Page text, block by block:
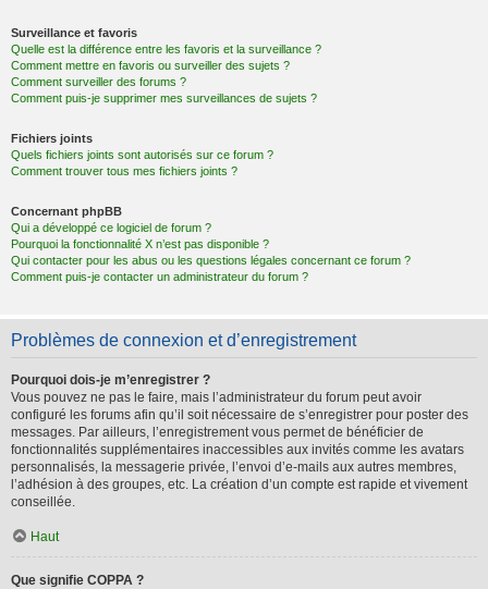
Surveillance et favoris
Quelle est la différence entre les favoris et la surveillance ?
Comment mettre en favoris ou surveiller des sujets ?
Comment surveiller des forums ?
Comment puis-je supprimer mes surveillances de sujets ?
Fichiers joints
Quels fichiers joints sont autorisés sur ce forum ?
Comment trouver tous mes fichiers joints ?
Concernant phpBB
Qui a développé ce logiciel de forum ?
Pourquoi la fonctionnalité X n’est pas disponible ?
Qui contacter pour les abus ou les questions légales concernant ce forum ?
Comment puis-je contacter un administrateur du forum ?
Problèmes de connexion et d’enregistrement
Pourquoi dois-je m’enregistrer ?
Vous pouvez ne pas le faire, mais l’administrateur du forum peut avoir
configuré les forums afin qu’il soit nécessaire de s’enregistrer pour poster des
messages. Par ailleurs, l’enregistrement vous permet de bénéficier de
fonctionnalités supplémentaires inaccessibles aux invités comme les avatars
personnalisés, la messagerie privée, l’envoi d’e-mails aux autres membres,
l’adhésion à des groupes, etc. La création d’un compte est rapide et vivement
conseillée.
Haut
Que signifie COPPA ?